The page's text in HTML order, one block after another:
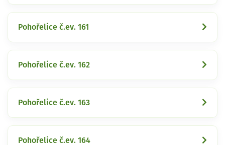
Pohořelice č.ev. 161
Pohořelice č.ev. 162
Pohořelice č.ev. 163
Pohořelice č.ev. 164